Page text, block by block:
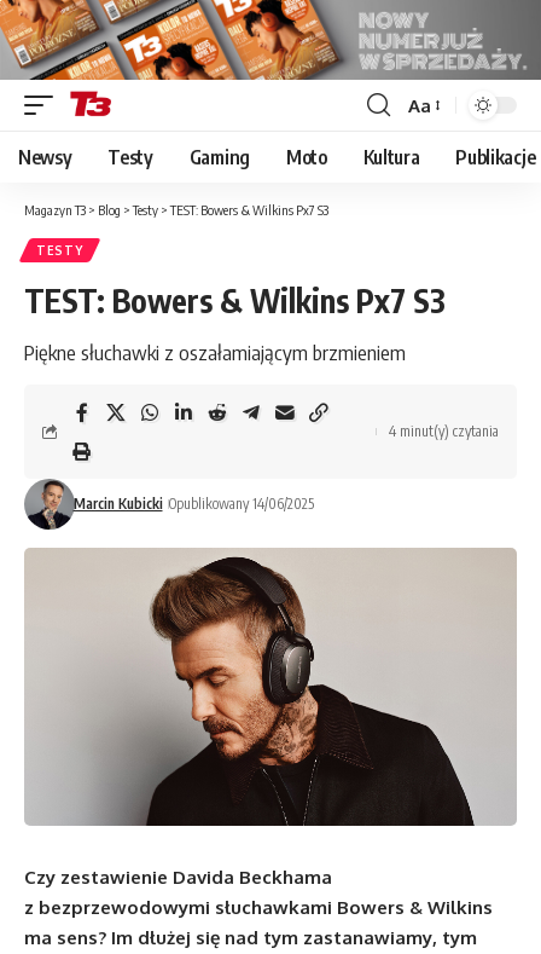
Font
Resizer
Aa
Newsy Testy Gaming Moto Kultura Publikacje
Magazyn T3 > Blog >Testy >TEST: Bowers & Wilkins Px7 S3
TESTY
TEST: Bowers & Wilkins Px7 S3
Piękne słuchawki z oszałamiającym brzmieniem
Marcin Kubicki Opublikowany 14/06/2025
4 minut(y) czytania
Czy zestawienie Davida Beckhama
z bezprzewodowymi słuchawkami Bowers & Wilkins
ma sens? Im dłużej się nad tym zastanawiamy, tym